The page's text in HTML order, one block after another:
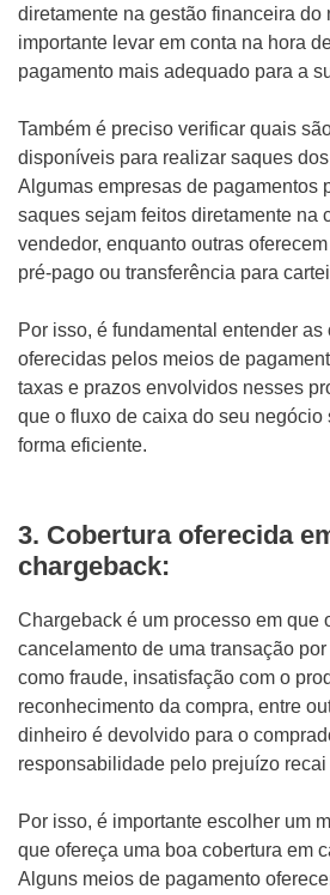
diretamente na gestão financeira do
importante levar em conta na hora
pagamento mais adequado para a
Também é preciso verificar quais
disponíveis para realizar saques
Algumas empresas de pagamentos
saques sejam feitos diretamente na
vendedor, enquanto outras
pré-pago ou transferência para
Por isso, é fundamental entender
oferecidas pelos meios de
taxas e prazos envolvidos nesses
que o fluxo de caixa do seu
forma eficiente.
3. Cobertura oferecida
chargeback:
Chargeback é um processo em que
cancelamento de uma transação
como fraude, insatisfação com o
reconhecimento da compra, entre
dinheiro é devolvido para o
responsabilidade pelo prejuízo recai
Por isso, é importante escolher um
que ofereça uma boa cobertura em
Alguns meios de pagamento